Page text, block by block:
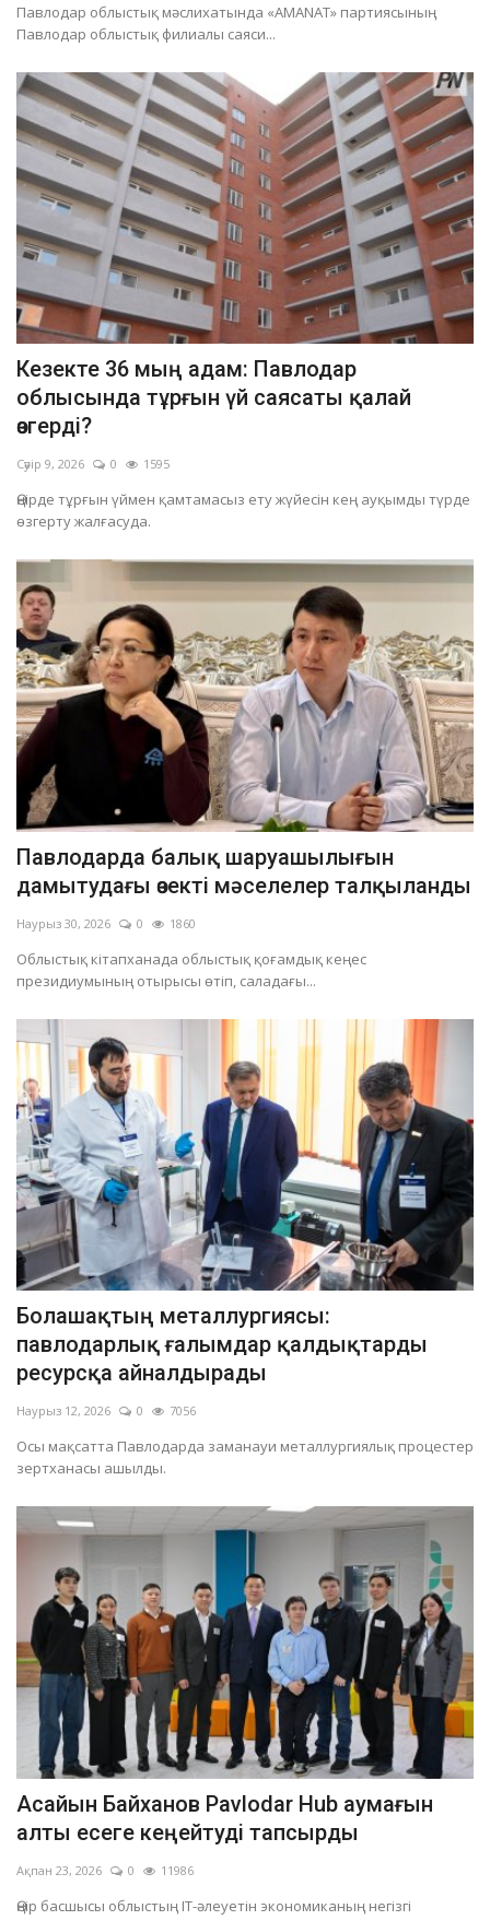
Павлодар облыстық мәслихатында «AMANAT» партиясының
Павлодар облыстық филиалы саяси...
Кезекте 36 мың адам: Павлодар
облысында тұрғын үй саясаты қалай
өзгерді?
Сәуір 9, 2026 0 1595
Өңірде тұрғын үймен қамтамасыз ету жүйесін кең ауқымды түрде
өзгерту жалғасуда.
Павлодарда балық шаруашылығын
дамытудағы өзекті мәселелер талқыланды
Наурыз 30, 2026 0 1860
Облыстық кітапханада облыстық қоғамдық кеңес
президиумының отырысы өтіп, саладағы...
Болашақтың металлургиясы:
павлодарлық ғалымдар қалдықтарды
ресурсқа айналдырады
Наурыз 12, 2026 0 7056
Осы мақсатта Павлодарда заманауи металлургиялық процестер
зертханасы ашылды.
Асайын Байханов Pavlodar Hub аумағын
алты есеге кеңейтуді тапсырды
Ақпан 23, 2026 0 11986
Өңір басшысы облыстың IT-әлеуетін экономиканың негізгі